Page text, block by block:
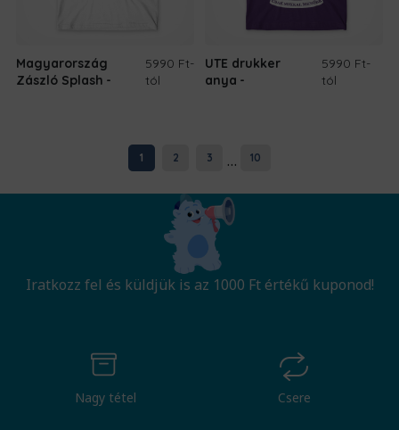
Magyarország
Zászló Splash
5990 Ft-
tól
UTE drukker
anya
5990 Ft-
tól
1 2 3 ... 10
Iratkozz fel és küldjük is az 1000 Ft értékű kuponod!
Nagy tétel Csere